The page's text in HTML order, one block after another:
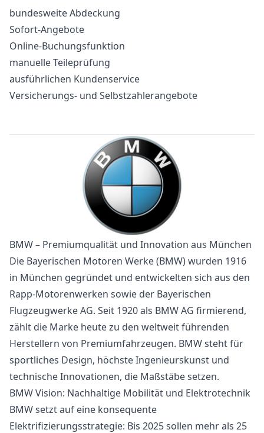
bundesweite Abdeckung
Sofort-Angebote
Online-Buchungsfunktion
manuelle Teileprüfung
ausführlichen Kundenservice
Versicherungs- und Selbstzahlerangebote
BMW – Premiumqualität und Innovation aus München
Die Bayerischen Motoren Werke (BMW) wurden 1916
in München gegründet und entwickelten sich aus den
Rapp-Motorenwerken sowie der Bayerischen
Flugzeugwerke AG. Seit 1920 als BMW AG firmierend,
zählt die Marke heute zu den weltweit führenden
Herstellern von Premiumfahrzeugen. BMW steht für
sportliches Design, höchste Ingenieurskunst und
technische Innovationen, die Maßstäbe setzen.
BMW Vision: Nachhaltige Mobilität und Elektrotechnik
BMW setzt auf eine konsequente
Elektrifizierungsstrategie: Bis 2025 sollen mehr als 25